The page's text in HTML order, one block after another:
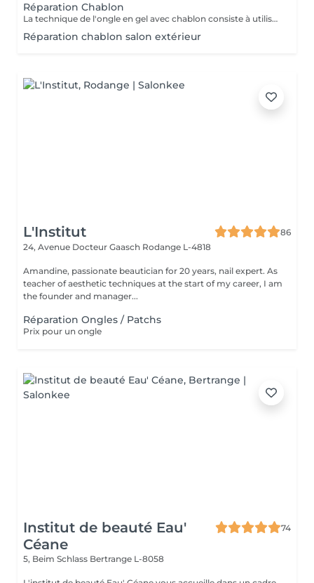
Réparation Chablon
La technique de l'ongle en gel avec chablon consiste à utiliser un vernis en gel spécialement formulé qui est durci sous une lumière UV ou LED pour un durcissement maximal. Le chablon, un type de moule, est utilisé pour poser le Gel et créer une extension afin d'épouser la courbe naturelle du lit de l'ongle.
Réparation chablon salon extérieur
L'Institut
86
24, Avenue Docteur Gaasch Rodange L-4818
Amandine, passionate beautician for 20 years, nail expert. As
teacher of aesthetic techniques at the start of my career, I am
the founder and manager...
Réparation Ongles / Patchs
Prix pour un ongle
Institut de beauté Eau'
Céane
74
5, Beim Schlass Bertrange L-8058